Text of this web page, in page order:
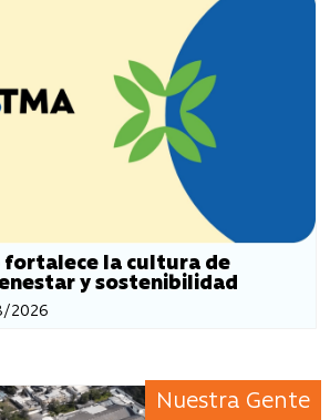
fortalece la cultura de
y sostenibilidad
2026
Nuestra Gente